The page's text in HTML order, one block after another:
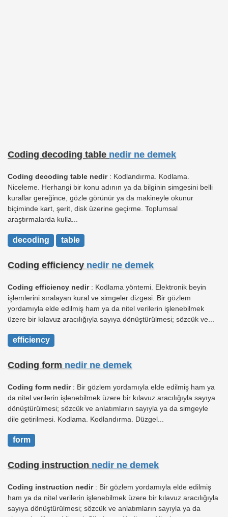
Coding decoding table nedir ne demek
Coding decoding table nedir: Kodlandırma. Kodlama.
Niceleme. Herhangi bir konu adının ya da bilginin simgesini belli
kurallar gereğince, gözle görünür ya da makineyle okunur
biçiminde kart, şerit, disk üzerine geçirme. Toplumsal
araştırmalarda kulla...
decoding table
Coding efficiency nedir ne demek
Coding efficiency nedir: Kodlama yöntemi. Elektronik beyin
işlemlerini sıralayan kural ve simgeler dizgesi. Bir gözlem
yordamıyla elde edilmiş ham ya da nitel verilerin işlenebilmek
üzere bir kılavuz aracılığıyla sayıya dönüştürülmesi; sözcük ve...
efficiency
Coding form nedir ne demek
Coding form nedir: Bir gözlem yordamıyla elde edilmiş ham ya
da nitel verilerin işlenebilmek üzere bir kılavuz aracılığıyla sayıya
dönüştürülmesi; sözcük ve anlatımların sayıyla ya da simgeyle
dile getirilmesi. Kodlama. Kodlandırma. Düzgel...
form
Coding instruction nedir ne demek
Coding instruction nedir: Bir gözlem yordamıyla elde edilmiş
ham ya da nitel verilerin işlenebilmek üzere bir kılavuz aracılığıyla
sayıya dönüştürülmesi; sözcük ve anlatımların sayıyla ya da